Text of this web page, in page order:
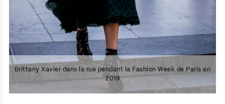
Brittany Xavier dans la rue pendant la Fashion Week de Paris en
2019